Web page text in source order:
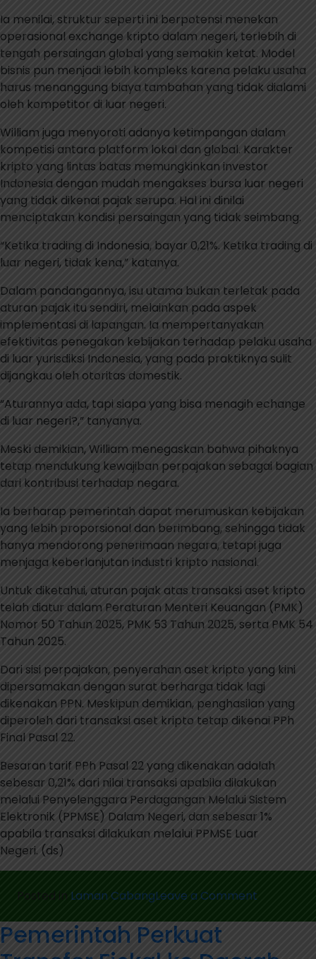
Ia menilai, struktur seperti ini berpotensi menekan
operasional exchange kripto dalam negeri, terlebih di
tengah persaingan global yang semakin ketat. Model
bisnis pun menjadi lebih kompleks karena pelaku usaha
harus menanggung biaya tambahan yang tidak dialami
oleh kompetitor di luar negeri.
William juga menyoroti adanya ketimpangan dalam
kompetisi antara platform lokal dan global. Karakter
kripto yang lintas batas memungkinkan investor
Indonesia dengan mudah mengakses bursa luar negeri
yang tidak dikenai pajak serupa. Hal ini dinilai
menciptakan kondisi persaingan yang tidak seimbang.
“Ketika trading di Indonesia, bayar 0,21%. Ketika trading di
luar negeri, tidak kena,” katanya.
Dalam pandangannya, isu utama bukan terletak pada
aturan pajak itu sendiri, melainkan pada aspek
implementasi di lapangan. Ia mempertanyakan
efektivitas penegakan kebijakan terhadap pelaku usaha
di luar yurisdiksi Indonesia, yang pada praktiknya sulit
dijangkau oleh otoritas domestik.
“Aturannya ada, tapi siapa yang bisa menagih echange
di luar negeri?,” tanyanya.
Meski demikian, William menegaskan bahwa pihaknya
tetap mendukung kewajiban perpajakan sebagai bagian
dari kontribusi terhadap negara.
Ia berharap pemerintah dapat merumuskan kebijakan
yang lebih proporsional dan berimbang, sehingga tidak
hanya mendorong penerimaan negara, tetapi juga
menjaga keberlanjutan industri kripto nasional.
Untuk diketahui, aturan pajak atas transaksi aset kripto
telah diatur dalam Peraturan Menteri Keuangan (PMK)
Nomor 50 Tahun 2025, PMK 53 Tahun 2025, serta PMK 54
Tahun 2025.
Dari sisi perpajakan, penyerahan aset kripto yang kini
dipersamakan dengan surat berharga tidak lagi
dikenakan PPN. Meskipun demikian, penghasilan yang
diperoleh dari transaksi aset kripto tetap dikenai PPh
Final Pasal 22.
Besaran tarif PPh Pasal 22 yang dikenakan adalah
sebesar 0,21% dari nilai transaksi apabila dilakukan
melalui Penyelenggara Perdagangan Melalui Sistem
Elektronik (PPMSE) Dalam Negeri, dan sebesar 1%
apabila transaksi dilakukan melalui PPMSE Luar
Negeri. (ds)
Posted in Laman CabangLeave a Comment
Pemerintah Perkuat